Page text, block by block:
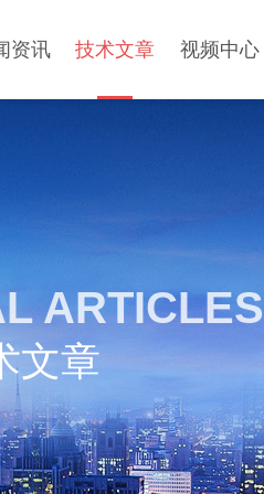
资讯 技术文章 视频中心
ARTICLES
文章